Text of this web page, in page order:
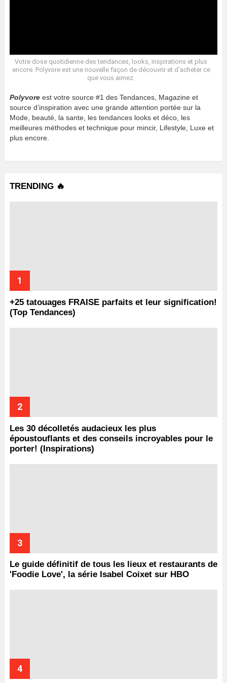
Votre dose quotidienne des tendances, looks, inspirations et plus
encore. Polyvore est une nouvelle façon de découvrir et d’acheter ce
que vous aimez.
Polyvore est votre source #1 des Tendances, Magazine et
source d’inspiration avec une grande attention portée sur la
Mode, beauté, la sante, les tendances looks et déco, les
meilleures méthodes et technique pour mincir, Lifestyle, Luxe et
plus encore.
TRENDING 🔥
+25 tatouages ​​FRAISE parfaits et leur signification!
(Top Tendances)
Les 30 décolletés audacieux les plus
époustouflants et des conseils incroyables pour le
porter! (Inspirations)
Le guide définitif de tous les lieux et restaurants de
'Foodie Love', la série Isabel Coixet sur HBO